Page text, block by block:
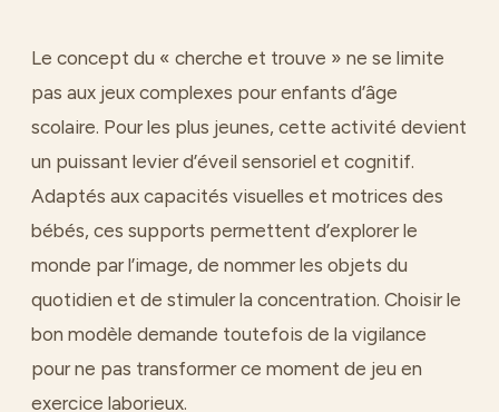
Le concept du « cherche et trouve » ne se limite
pas aux jeux complexes pour enfants d’âge
scolaire. Pour les plus jeunes, cette activité devient
un puissant levier d’éveil sensoriel et cognitif.
Adaptés aux capacités visuelles et motrices des
bébés, ces supports permettent d’explorer le
monde par l’image, de nommer les objets du
quotidien et de stimuler la concentration. Choisir le
bon modèle demande toutefois de la vigilance
pour ne pas transformer ce moment de jeu en
exercice laborieux.